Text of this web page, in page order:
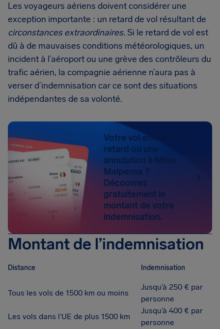
Les voyageurs aériens doivent considérer une
exception importante : un retard de vol résultant de
circonstances extraordinaires. Si le retard de vol est
dû à de mauvaises conditions météorologiques, un
incident à l’aéroport ou une grève des contrôleurs du
trafic aérien, la compagnie aérienne n’aura pas à
verser d’indemnisation car ce sont des situations
indépendantes de sa volonté.
Votre vol annonce un
retard ou une
annulation à Milan
Malpensa ?
Découvrez
gratuitement le
montant de votre
indemnisation.
Montant de l’indemnisation
Distance Indemnisation
Tous les vols de 1500 km ou moins
Jusqu’à 250 € par
personne
Les vols dans l’UE de plus 1500 km
Jusqu’à 400 € par
personne